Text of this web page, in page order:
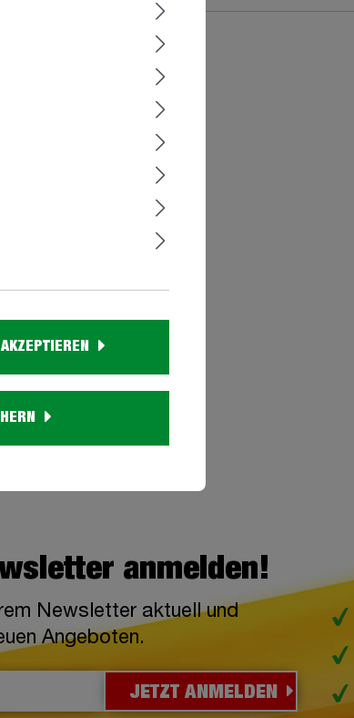
99
anmelden!
Newsletter aktuell und
Angeboten.
JETZT ANMELDEN